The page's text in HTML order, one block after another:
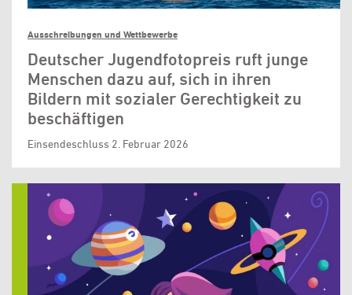
Ausschreibungen und Wettbewerbe
Deutscher Jugendfotopreis ruft junge
Menschen dazu auf, sich in ihren
Bildern mit sozialer Gerechtigkeit zu
beschäftigen
Einsendeschluss 2. Februar 2026